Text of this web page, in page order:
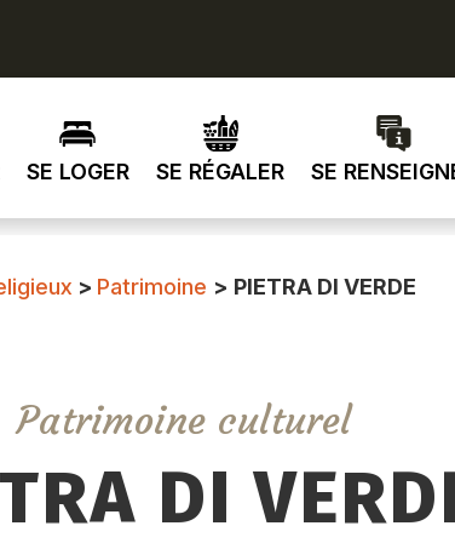
SE LOGER SE RÉGALER SE
> Patrimoine > PIETRA DI VERDE
Patrimoine culturel
DI